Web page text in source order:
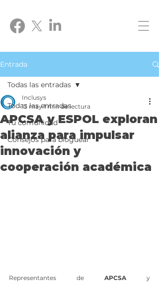
Entrada
Todas las entradas
Tu comunidad
Consejos para bloguear
Todas las entradas
APCSA y ESPOL exploran
alianza para impulsar
innovación y
cooperación académica
Inclusys
13 may 1 min de lectura
Representantes de APCSA